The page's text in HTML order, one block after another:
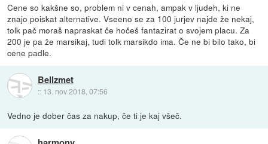
Cene so kakšne so, problem ni v cenah, ampak v ljudeh, ki ne
znajo poiskat alternative. Vseeno se za 100 jurjev najde že nekaj,
tolk pač moraš napraskat če hočeš fantazirat o svojem placu. Za
200 je pa že marsikaj, tudi tolk marsikdo ima. Če ne bi bilo tako, bi
cene padle.
Bellzmet
:: 13. nov 2018, 07:56
Vedno je dober čas za nakup, če ti je kaj všeč.